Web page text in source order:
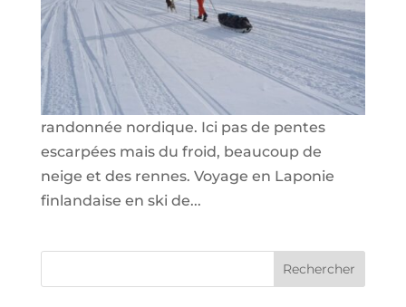
21/11/2017| Microaventures,Ski de rando
Pour les voyageurs qui auraient déjà envie
d’hiver, nous vous proposons aujourd’hui la
Laponie finlandaise, tout ça en ski de
randonnée nordique. Ici pas de pentes
escarpées mais du froid, beaucoup de
neige et des rennes. Voyage en Laponie
finlandaise en ski de...